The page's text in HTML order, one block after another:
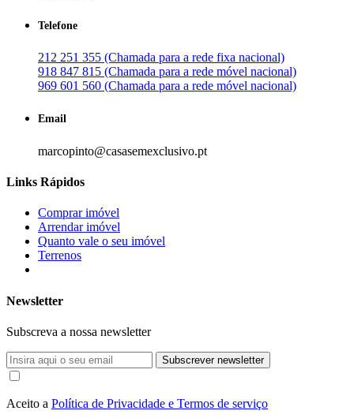
Telefone
212 251 355 (Chamada para a rede fixa nacional)
918 847 815 (Chamada para a rede móvel nacional)
969 601 560 (Chamada para a rede móvel nacional)
Email
marcopinto@casasemexclusivo.pt
Links Rápidos
Comprar imóvel
Arrendar imóvel
Quanto vale o seu imóvel
Terrenos
Newsletter
Subscreva a nossa newsletter
Subscrever newsletter
Aceito a Política de Privacidade e Termos de serviço